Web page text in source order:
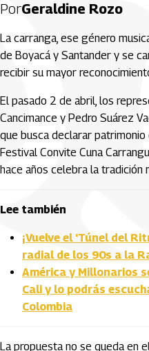
PorGeraldine Rozo
La carranga, ese género
de Boyacá y Santander y se
recibir su mayor
El pasado 2 de abril, los
Cancimance y Pedro Suárez
que busca declarar
Festival Convite Cuna
hace años celebra la tradición
Lee también
¡Vuelve el 'Túnel del
radial de los 90s a la
América y Millonarios
Cali y lo podrás
Colombia
La propuesta no se queda en